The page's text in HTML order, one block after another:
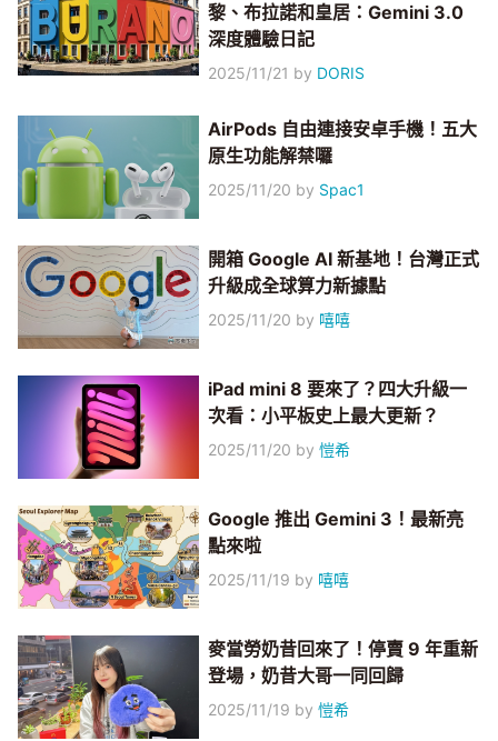
黎、布拉諾和皇居：Gemini 3.0
深度體驗日記
2025/11/21 by DORIS
AirPods 自由連接安卓手機！五大
原生功能解禁囉
2025/11/20 by Spac1
開箱 Google AI 新基地！台灣正式
升級成全球算力新據點
2025/11/20 by 嘻嘻
iPad mini 8 要來了？四大升級一
次看：小平板史上最大更新？
2025/11/20 by愷希
Google 推出 Gemini 3！最新亮
點來啦
2025/11/19 by 嘻嘻
麥當勞奶昔回來了！停賣 9 年重新
登場，奶昔大哥一同回歸
2025/11/19 by愷希